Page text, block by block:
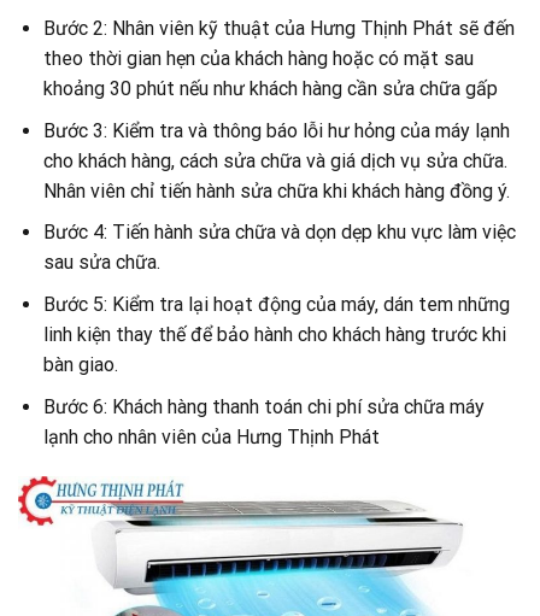
Bước 2: Nhân viên kỹ thuật của Hưng Thịnh Phát sẽ đến
theo thời gian hẹn của khách hàng hoặc có mặt sau
khoảng 30 phút nếu như khách hàng cần sửa chữa gấp
Bước 3: Kiểm tra và thông báo lỗi hư hỏng của máy lạnh
cho khách hàng, cách sửa chữa và giá dịch vụ sửa chữa.
Nhân viên chỉ tiến hành sửa chữa khi khách hàng đồng ý.
Bước 4: Tiến hành sửa chữa và dọn dẹp khu vực làm việc
sau sửa chữa.
Bước 5: Kiểm tra lại hoạt động của máy, dán tem những
linh kiện thay thế để bảo hành cho khách hàng trước khi
bàn giao.
Bước 6: Khách hàng thanh toán chi phí sửa chữa máy
lạnh cho nhân viên của Hưng Thịnh Phát